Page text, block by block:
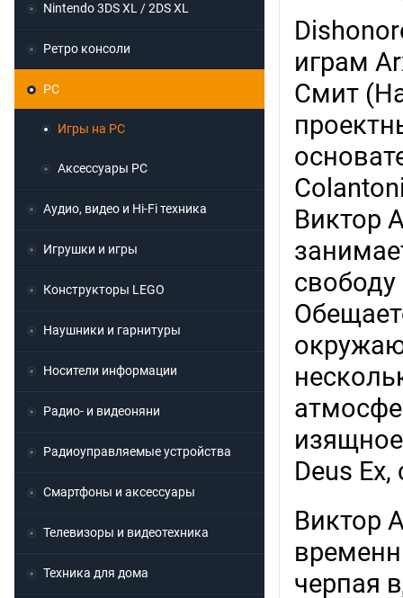
играм
Смит
Виктор
Deus Ex,
Виктор
черпая
Nintendo 3DS XL / 2DS XL
Ретро консоли
PC
Игры на PC
Аксессуары PC
Аудио, видео и Hi-Fi техника
Игрушки и игры
Конструкторы LEGO
Наушники и гарнитуры
Носители информации
Радио- и видеоняни
Радиоуправляемые устройства
Смартфоны и аксессуары
Телевизоры и видеотехника
Техника для дома